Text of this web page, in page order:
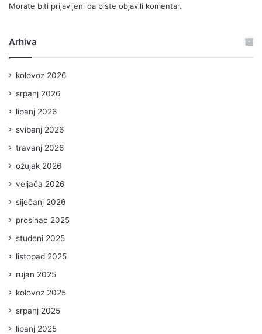
Morate biti prijavljeni da biste objavili komentar.
Arhiva
kolovoz 2026
srpanj 2026
lipanj 2026
svibanj 2026
travanj 2026
ožujak 2026
veljača 2026
siječanj 2026
prosinac 2025
studeni 2025
listopad 2025
rujan 2025
kolovoz 2025
srpanj 2025
lipanj 2025